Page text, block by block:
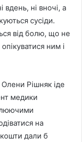
вдень, ні вночі, а
сусіди.
від болю, що не
ним і
Олени Рішняк іде
медики
на
дали б